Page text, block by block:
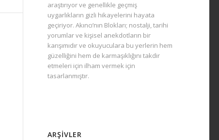
araştırıyor ve genellikle geçmiş
uygarlıkların gizli hikayelerini hayata
geçiriyor. Akıncı’nın Blokları; nostalji, tarihi
yorumlar ve kişisel anekdotların bir
karışımıdır ve okuyuculara bu yerlerin hem
güzelliğini hem de karmaşıklığını takdir
etmeleri için ilham vermek için
tasarlanmıştır.
ARŞIVLER